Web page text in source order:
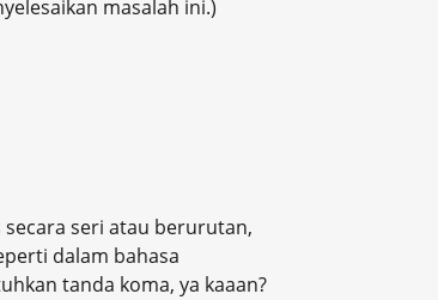
masalah ini.)
seri atau berurutan,
dalam bahasa
tanda koma, ya kaaan?